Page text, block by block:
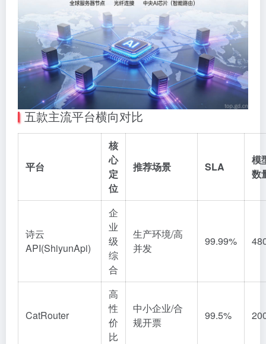
五款主流平台横向对比
平台
核
心
定
位
推荐场景 SLA
模
数
诗云
API(ShiyunApi)
企
业
级
综
合
生产环境/高
并发
99.99%
CatRouter
高
性
价
比
中小企业/合
规开票
99.5%